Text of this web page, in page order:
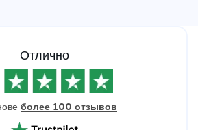
Отлично
более 100 отзывов